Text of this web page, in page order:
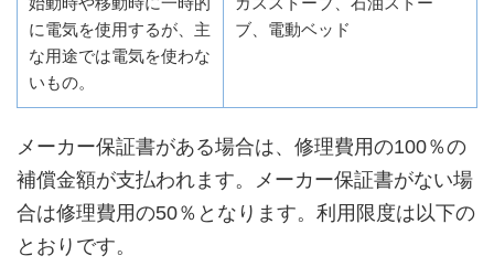
に電気を使用するが、主
な用途では電気を使わな
いもの。
ブ、電動ベッド
メーカー保証書がある場合は、修理費用の100％の
補償金額が支払われます。メーカー保証書がない場
合は修理費用の50％となります。利用限度は以下の
とおりです。